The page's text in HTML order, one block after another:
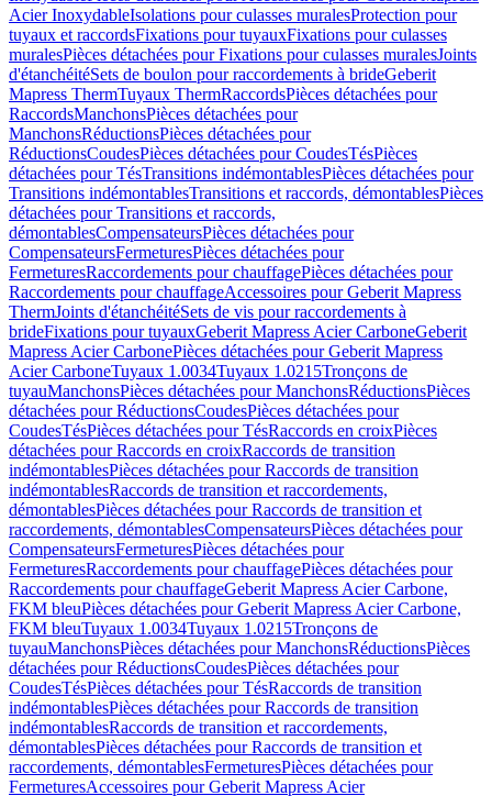
Acier InoxydableIsolations pour culasses muralesProtection pour
tuyaux et raccordsFixations pour tuyauxFixations pour culasses
muralesPièces détachées pour Fixations pour culasses muralesJoints
d'étanchéitéSets de boulon pour raccordements à brideGeberit
Mapress ThermTuyaux ThermRaccordsPièces détachées pour
RaccordsManchonsPièces détachées pour
ManchonsRéductionsPièces détachées pour
RéductionsCoudesPièces détachées pour CoudesTésPièces
détachées pour TésTransitions indémontablesPièces détachées pour
Transitions indémontablesTransitions et raccords, démontablesPièces
détachées pour Transitions et raccords,
démontablesCompensateursPièces détachées pour
CompensateursFermeturesPièces détachées pour
FermeturesRaccordements pour chauffagePièces détachées pour
Raccordements pour chauffageAccessoires pour Geberit Mapress
ThermJoints d'étanchéitéSets de vis pour raccordements à
brideFixations pour tuyauxGeberit Mapress Acier CarboneGeberit
Mapress Acier CarbonePièces détachées pour Geberit Mapress
Acier CarboneTuyaux 1.0034Tuyaux 1.0215Tronçons de
tuyauManchonsPièces détachées pour ManchonsRéductionsPièces
détachées pour RéductionsCoudesPièces détachées pour
CoudesTésPièces détachées pour TésRaccords en croixPièces
détachées pour Raccords en croixRaccords de transition
indémontablesPièces détachées pour Raccords de transition
indémontablesRaccords de transition et raccordements,
démontablesPièces détachées pour Raccords de transition et
raccordements, démontablesCompensateursPièces détachées pour
CompensateursFermeturesPièces détachées pour
FermeturesRaccordements pour chauffagePièces détachées pour
Raccordements pour chauffageGeberit Mapress Acier Carbone,
FKM bleuPièces détachées pour Geberit Mapress Acier Carbone,
FKM bleuTuyaux 1.0034Tuyaux 1.0215Tronçons de
tuyauManchonsPièces détachées pour ManchonsRéductionsPièces
détachées pour RéductionsCoudesPièces détachées pour
CoudesTésPièces détachées pour TésRaccords de transition
indémontablesPièces détachées pour Raccords de transition
indémontablesRaccords de transition et raccordements,
démontablesPièces détachées pour Raccords de transition et
raccordements, démontablesFermeturesPièces détachées pour
FermeturesAccessoires pour Geberit Mapress Acier